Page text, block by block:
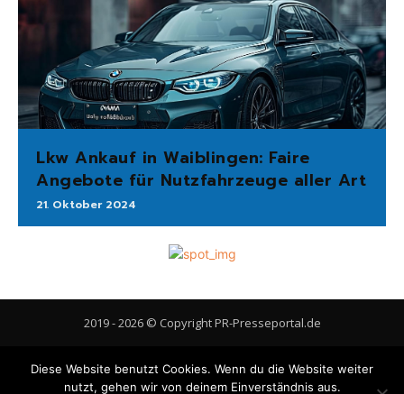
Lkw Ankauf in Waiblingen: Faire
Angebote für Nutzfahrzeuge aller Art
21. Oktober 2024
2019 - 2026 © Copyright PR-Presseportal.de
Gastbeitrag veröffentlichen Cookie-Richtlinie (EU)
Diese Website benutzt Cookies. Wenn du die Website weiter
nutzt, gehen wir von deinem Einverständnis aus.